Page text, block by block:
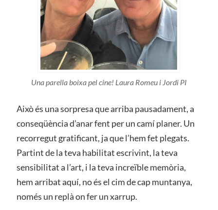
Una parella boixa pel cine! Laura Romeu i Jordi PI
Això és una sorpresa que arriba pausadament, a
conseqüència d’anar fent per un camí planer. Un
recorregut gratificant, ja que l’hem fet plegats.
Partint de la teva habilitat escrivint, la teva
sensibilitat a l’art, i la teva increïble memòria,
hem arribat aquí, no és el cim de cap muntanya,
només un replà on fer un xarrup.